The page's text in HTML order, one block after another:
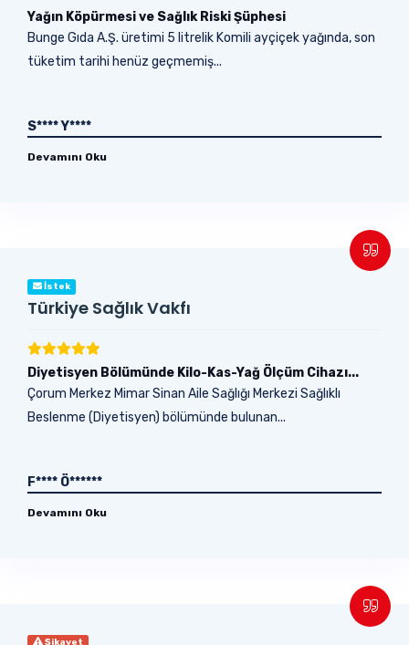
Yağın Köpürmesi ve Sağlık Riski Şüphesi
Bunge Gıda A.Ş. üretimi 5 litrelik Komili ayçiçek yağında, son
tüketim tarihi henüz geçmemiş...
S**** Y****
Devamını Oku
İstek
Türkiye Sağlık Vakfı
Diyetisyen Bölümünde Kilo-Kas-Yağ Ölçüm Cihazı...
Çorum Merkez Mimar Sinan Aile Sağlığı Merkezi Sağlıklı
Beslenme (Diyetisyen) bölümünde bulunan...
F**** Ö******
Devamını Oku
Şikayet